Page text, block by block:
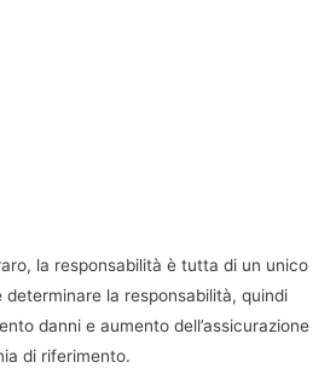
la responsabilità è tutta di un unico
la responsabilità, quindi
danni e aumento dell’assicurazione
di riferimento.